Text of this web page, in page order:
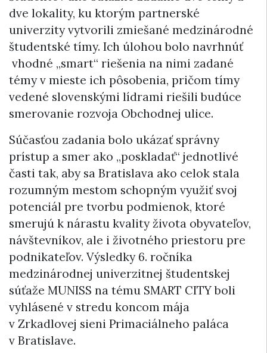
dve lokality, ku ktorým partnerské
univerzity vytvorili zmiešané medzinárodné
študentské tímy. Ich úlohou bolo navrhnúť
vhodné „smart“ riešenia na nimi zadané
témy v mieste ich pôsobenia, pričom tímy
vedené slovenskými lídrami riešili budúce
smerovanie rozvoja Obchodnej ulice.
Súčasťou zadania bolo ukázať správny
prístup a smer ako „poskladať“ jednotlivé
časti tak, aby sa Bratislava ako celok stala
rozumným mestom schopným využiť svoj
potenciál pre tvorbu podmienok, ktoré
smerujú k nárastu kvality života obyvateľov,
návštevníkov, ale i životného priestoru pre
podnikateľov. Výsledky 6. ročníka
medzinárodnej univerzitnej študentskej
súťaže MUNISS na tému SMART CITY boli
vyhlásené v stredu koncom mája
v Zrkadlovej sieni Primaciálneho paláca
v Bratislave.